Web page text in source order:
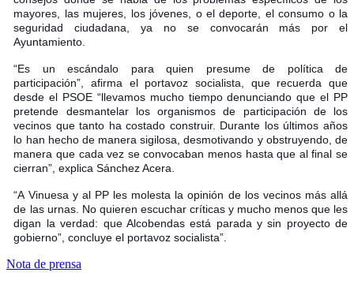
mayores, las mujeres, los jóvenes, o el deporte, el consumo o la
seguridad ciudadana, ya no se convocarán
más por el
Ayuntamiento.
“Es un escándalo para quien presume de política de
participación”, afirma el portavoz socialista, que recuerda que
desde el PSOE “llevamos mucho tiempo denunciando que el PP
pretende desmantelar los organismos de participación de los
vecinos que tanto ha costado construir. Durante los últimos años
lo han hecho de manera sigilosa, desmotivando y obstruyendo, de
manera que cada vez se convocaban menos hasta que al final se
cierran”, explica Sánchez Acera.
“A Vinuesa y al PP les molesta la opinión de los vecinos más allá
de las urnas. No quieren escuchar críticas y mucho menos que les
digan la verdad: que Alcobendas está parada y sin proyecto de
gobierno”, concluye el portavoz socialista”.
Nota de prensa